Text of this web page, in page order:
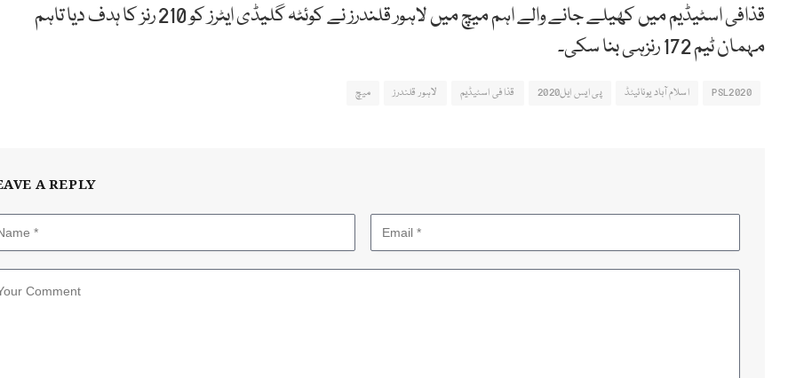
قذافی اسٹیڈیم میں کھیلے جانے والے اہم میچ میں لاہور قلندرز نے کوئٹہ گلیڈی ایٹرز کو 210 رنز کا ہدف دیا تاہم
مہمان ٹیم 172 رنزہی بنا سکی۔
PSL2020 اسلام آباد یونائیٹڈ پی ایس ایل2020 قذافی اسٹیڈیم لاہور قلندرز میچ
A REPLY